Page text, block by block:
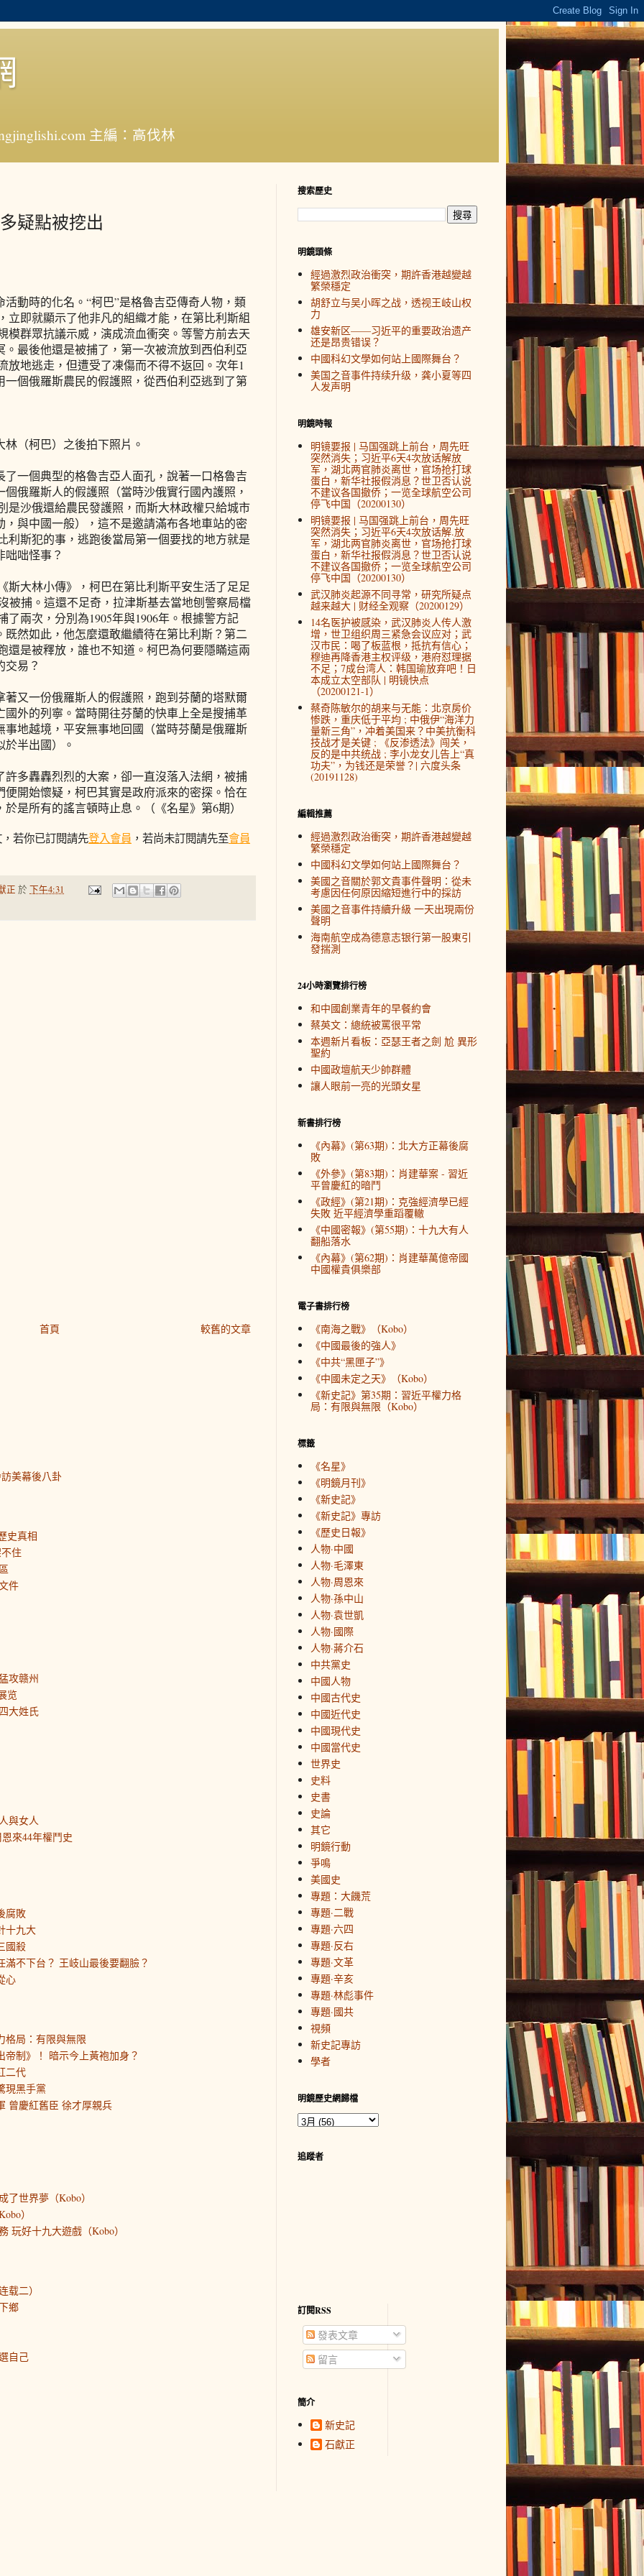
主編：高伐林
疑點被挖出
活動時的化名。“柯巴”是格魯吉亞傳奇人物，類
立即就顯示了他非凡的組織才能，在第比利斯組
模群眾抗議示威，演成流血衝突。等警方前去天
最後他還是被捕了，第一次被流放到西伯利亞
放地逃走，但遭受了凍傷而不得不返回。次年1
個俄羅斯農民的假護照，從西伯利亞逃到了第
林（柯巴）之後拍下照片。
一個典型的格魯吉亞人面孔，說著一口格魯吉
俄羅斯人的假護照（當時沙俄實行國內護照，
是沙俄還給農民發護照，而斯大林政權只給城市
與中國一般），這不是邀請滿布各地車站的密
利斯犯的事，逃跑後當局第一個要找的地方就是
咄怪事？
斯大林小傳》，柯巴在第比利斯平安生活了足足
被捕。這還不足奇，拉津斯基去當地刨警察局檔
了兩次，分別為1905年與1906年。根據警方記
然如此，他怎麼還敢繼續待在第比利斯？第二
還是被釋放，誰也不知道。柯巴為何要隱瞞這兩
交易？
又一份俄羅斯人的假護照，跑到芬蘭的塔默爾
外的列寧。當時開往芬蘭的快車上全是搜捕革
地越境，平安無事地回國（當時芬蘭是俄羅斯
半出國）。
多轟轟烈烈的大案，卻一直沒落入法網，被捕
開始懷疑，柯巴其實是政府派來的密探。恰在
是所有的謠言頓時止息。（《名星》第6期）
若你已訂閱請先登入會員 ，若尚未訂閱請先至會員
正 於 下午4:31
較舊的文章
首頁
美幕後八卦
史真相
住
件
攻赣州
览
大姓氏
與女人
來44年權鬥史
腐敗
十九大
國殺
不下台？ 王岐山最後要翻臉？
心
格局：有限與無限
制》！ 暗示今上黃袍加身？
二代
現黑手黨
曾慶紅舊臣 徐才厚親兵
世界夢（Kobo）
）
玩好十九大遊戲（Kobo）
载二）
鄉
自己
搜索歷史
明鏡頭條
經過激烈政治衝突，期許香港越變越
繁榮穩定
胡舒立与吴小晖之战，透视王岐山权
力
雄安新区——习近平的重要政治遗产
还是昂贵错误？
中國科幻文學如何站上國際舞台？
美国之音事件持续升级，龚小夏等四
人发声明
明鏡時報
明镜要报 | 马国强跳上前台，周先旺
突然消失；习近平6天4次放话解放
军，湖北两官肺炎离世，官场抢打球
蛋白，新华社报假消息？世卫否认说
不建议各国撤侨；一览全球航空公司
停飞中国（20200130）
明镜要报 | 马国强跳上前台，周先旺
突然消失；习近平6天4次放话解.放
军，湖北两官肺炎离世，官场抢打球
蛋白，新华社报假消息？世卫否认说
不建议各国撤侨；一览全球航空公司
停飞中国（20200130）
武汉肺炎起源不同寻常，研究所疑点
越来越大 | 财经全观察（20200129）
14名医护被感染，武汉肺炎人传人激
增，世卫组织周三紧急会议应对；武
汉市民：喝了板蓝根，抵抗有信心；
穆迪再降香港主权评级，港府怼理据
不足；7成台湾人：韩国瑜放弃吧！日
本成立太空部队 | 明镜快点
（20200121-1）
蔡奇陈敏尔的胡来与无能：北京房价
惨跌，重庆低于平均 ; 中俄伊“海洋力
量新三角”，冲着美国来？中美抗衡科
技战才是关键 ; 《反渗透法》闯关，
反的是中共统战 ; 李小龙女儿告上“真
功夫”，为钱还是荣誉？| 六度头条
(20191128)
編輯推薦
經過激烈政治衝突，期許香港越變越
繁榮穩定
中國科幻文學如何站上國際舞台？
美國之音關於郭文貴事件聲明：從未
考慮因任何原因縮短進行中的採訪
美國之音事件持續升級 一天出現兩份
聲明
海南航空成為德意志银行第一股東引
發揣測
24小時瀏覽排行榜
和中國創業青年的早餐約會
蔡英文：總統被罵很平常
本週新片看板：亞瑟王者之劍 尬 異形
聖約
中國政壇航天少帥群體
讓人眼前一亮的光頭女星
新書排行榜
《內幕》(第63期)：北大方正幕後腐
敗
《外參》(第83期)：肖建華案 - 習近
平曾慶紅的暗鬥
《政經》(第21期)：克強經濟學已經
失敗 近平經濟學重蹈覆轍
《中國密報》(第55期)：十九大有人
翻船落水
《內幕》(第62期)：肖建華萬億帝國
中國權貴俱樂部
電子書排行榜
《南海之戰》（Kobo）
《中國最後的強人》
《中共“黑匣子”》
《中國未定之天》（Kobo）
《新史記》第35期：習近平權力格
局：有限與無限（Kobo）
標籤
《名星》
《明鏡月刊》
《新史記》
《新史記》專訪
《歷史日報》
人物·中國
人物·毛澤東
人物·周恩來
人物·孫中山
人物·袁世凱
人物·國際
人物·蔣介石
中共黨史
中國人物
中國古代史
中國近代史
中國現代史
中國當代史
世界史
史料
史書
史論
其它
明鏡行動
爭鳴
美國史
專題：大饑荒
專題·二戰
專題·六四
專題·反右
專題·文革
專題·辛亥
專題·林彪事件
專題·國共
視頻
新史記專訪
學者
明鏡歷史網歸檔
追蹤者
訂閱RSS
發表文章
留言
簡介
新史記
石獻正